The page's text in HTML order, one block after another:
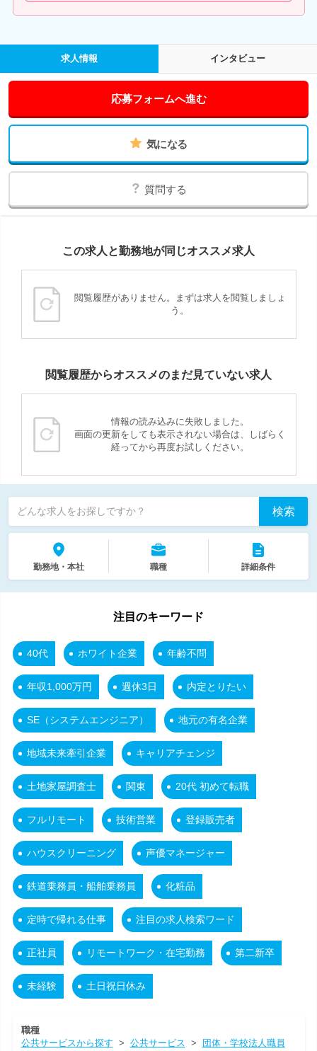
求人情報 インタビュー
応募フォームへ進む
気になる
質問する
この求人と勤務地が同じオススメ求人
閲覧履歴がありません。まずは求人を閲覧しましょ
う。
閲覧履歴からオススメのまだ見ていない求人
情報の読み込みに失敗しました。
画面の更新をしても表示されない場合は、しばらく
経ってから再度お試しください。
どんな求人をお探しですか？ 検索
勤務地・本社 職種 詳細条件
注目のキーワード
40代 ホワイト企業 年齢不問
年収1,000万円 週休3日 内定とりたい
SE（システムエンジニア） 地元の有名企業
地域未来牽引企業 キャリアチェンジ
土地家屋調査士 関東 20代 初めて転職
フルリモート 技術営業 登録販売者
ハウスクリーニング 声優マネージャー
鉄道乗務員・船舶乗務員 化粧品
定時で帰れる仕事 注目の求人検索ワード
正社員 リモートワーク・在宅勤務 第二新卒
未経験 土日祝日休み
職種
公共サービスから探す > 公共サービス >
団体・学校法人職員